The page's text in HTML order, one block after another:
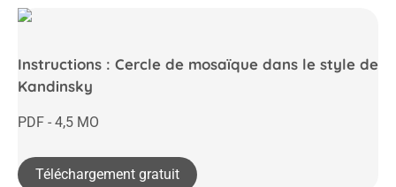
Instructions : Cercle de mosaïque dans le style de
Kandinsky
PDF - 4,5 MO
Téléchargement gratuit